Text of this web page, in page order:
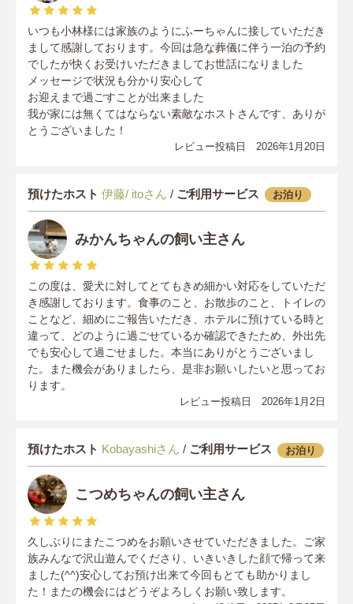
いつも小林様には家族のようにふーちゃんに接していただき
まして感謝しております。今回は急な葬儀に伴う一泊の予約
でしたが快くお受けいただきましてお世話になりました
メッセージで状況も分かり安心して
お迎えまで過ごすことが出来ました
我が家には無くてはならない素敵なホストさんです、ありが
とうございました！
レビュー投稿日 2026年1月20日
預けたホスト 伊藤/ itoさん / ご利用サービス お泊り
みかんちゃんの飼い主さん
この度は、愛犬に対してとてもきめ細かい対応をしていただ
き感謝しております。食事のこと、お散歩のこと、トイレの
ことなど、細めにご報告いただき、ホテルに預けている時と
違って、どのように過ごせているか確認できたため、外出先
でも安心して過ごせました。本当にありがとうございまし
た。また機会がありましたら、是非お願いしたいと思ってお
ります。
レビュー投稿日 2026年1月2日
預けたホスト Kobayashiさん / ご利用サービス お泊り
こつめちゃんの飼い主さん
久しぶりにまたこつめをお願いさせていただきました。ご家
族みんなで沢山遊んでくださり、いきいきした顔で帰って来
ました(^^)安心してお預け出来て今回もとても助かりまし
た！またの機会にはどうぞよろしくお願い致します。